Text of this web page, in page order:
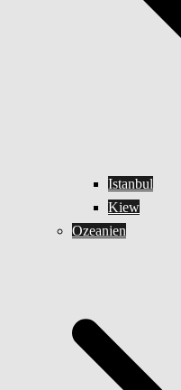
Istanbul
Kiew
Ozeanien